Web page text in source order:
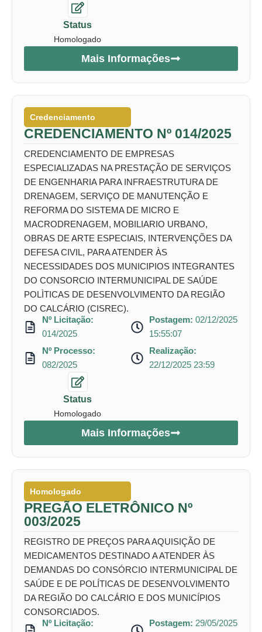
Status
Homologado
Mais Informações
Credenciamento
CREDENCIAMENTO Nº 014/2025
CREDENCIAMENTO DE EMPRESAS
ESPECIALIZADAS NA PRESTAÇÃO DE SERVIÇOS
DE ENGENHARIA PARA INFRAESTRUTURA DE
DRENAGEM, SERVIÇO DE MANUTENÇÃO E
REFORMA DO SISTEMA DE MICRO E
MACRODRENAGEM, MOBILIARIO URBANO,
OBRAS DE ARTE ESPECIAIS, INTERVENÇÕES DA
DEFESA CIVIL, PARA ATENDER ÀS
NECESSIDADES DOS MUNICIPIOS INTEGRANTES
DO CONSORCIO INTERMUNICIPAL DE SAÚDE
POLÌTICAS DE DESENVOLVIMENTO DA REGIÃO
DO CALCÁRIO (CISREC).
Nº Licitação:
014/2025
Nº Processo:
082/2025
Postagem: 02/12/2025
15:55:07
Realização:
22/12/2025 23:59
Status
Homologado
Mais Informações
Homologado
PREGÃO ELETRÔNICO Nº
003/2025
REGISTRO DE PREÇOS PARA AQUISIÇÃO DE
MEDICAMENTOS DESTINADO A ATENDER ÀS
DEMANDAS DO CONSÓRCIO INTERMUNICIPAL DE
SAÚDE E DE POLÍTICAS DE DESENVOLVIMENTO
DA REGIÃO DO CALCÁRIO E DOS MUNICÍPIOS
CONSORCIADOS.
Nº Licitação:
Postagem: 29/05/2025